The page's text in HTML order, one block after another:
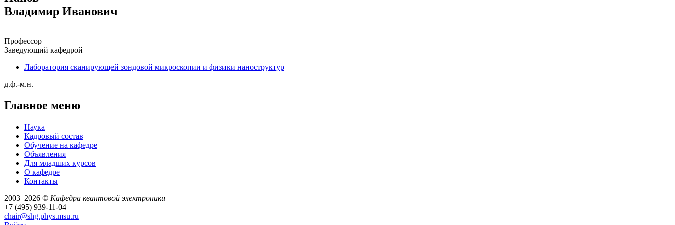
Владимир Иванович
Профессор
Заведующий кафедрой
Лаборатория сканирующей зондовой микроскопии и физики наноструктур
д.ф.-м.н.
Главное меню
Наука
Кадровый состав
Обучение на кафедре
Объявления
Для младших курсов
О кафедре
Контакты
2003–2026 © Кафедра квантовой электроники
+7 (495) 939-11-04
chair@shg.phys.msu.ru